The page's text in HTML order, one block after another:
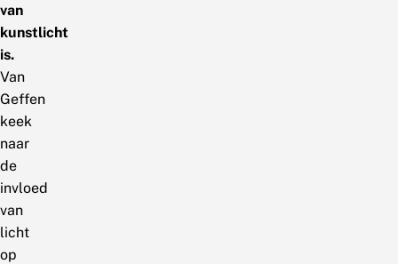
van
kunstlicht
is.
Van
Geffen
keek
naar
de
invloed
van
licht
op